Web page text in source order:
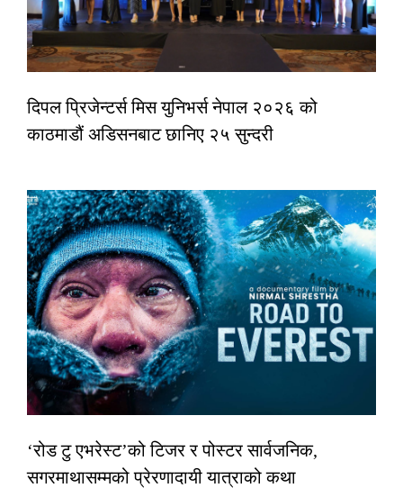
दिपल प्रिजेन्टर्स मिस युनिभर्स नेपाल २०२६ को
काठमाडौं अडिसनबाट छानिए २५ सुन्दरी
‘रोड टु एभरेस्ट’को टिजर र पोस्टर सार्वजनिक,
सगरमाथासम्मको प्रेरणादायी यात्राको कथा